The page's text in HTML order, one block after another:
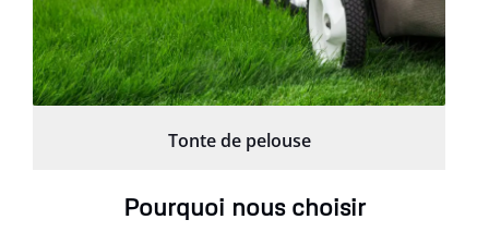
Tonte de pelouse
Pourquoi nous choisir